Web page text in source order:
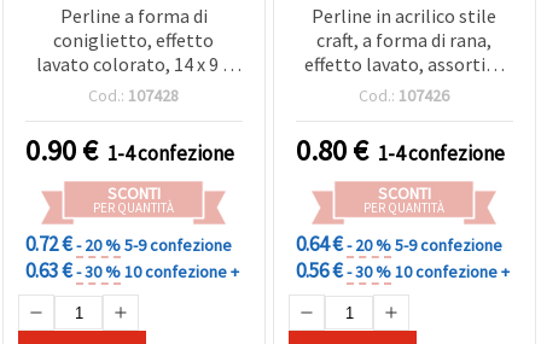
Perline a forma di
coniglietto, effetto
lavato colorato, 14 x 9 x
4,5 mm, foro: 1 mm - 50 g
assortiti
Cod.: 107428
0.90€ 1-4 confezione
SCONTI
PER QUANTITÀ
0.72 €- 20 %5-9 confezione
0.63 €- 30 %10 confezione +
Perline in acrilico stile
craft, a forma di rana,
effetto lavato, assortite
mix multicolore, 10 x 9 x 4
(ca. 210 pz)
Cod.: 107426
0.80€ 1-4 confezione
SCONTI
PER QUANTITÀ
0.64 €- 20 %5-9 confezione
0.56 €- 30 %10 confezione +